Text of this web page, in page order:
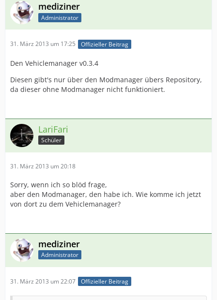
mediziner
Administrator
31. März 2013 um 17:25 Offizieller Beitrag
Den Vehiclemanager v0.3.4
Diesen gibt's nur über den Modmanager übers Repository,
da dieser ohne Modmanager nicht funktioniert.
LariFari
Schüler
31. März 2013 um 20:18
Sorry, wenn ich so blöd frage,
aber den Modmanager, den habe ich. Wie komme ich jetzt
von dort zu dem Vehiclemanager?
mediziner
Administrator
31. März 2013 um 22:07 Offizieller Beitrag